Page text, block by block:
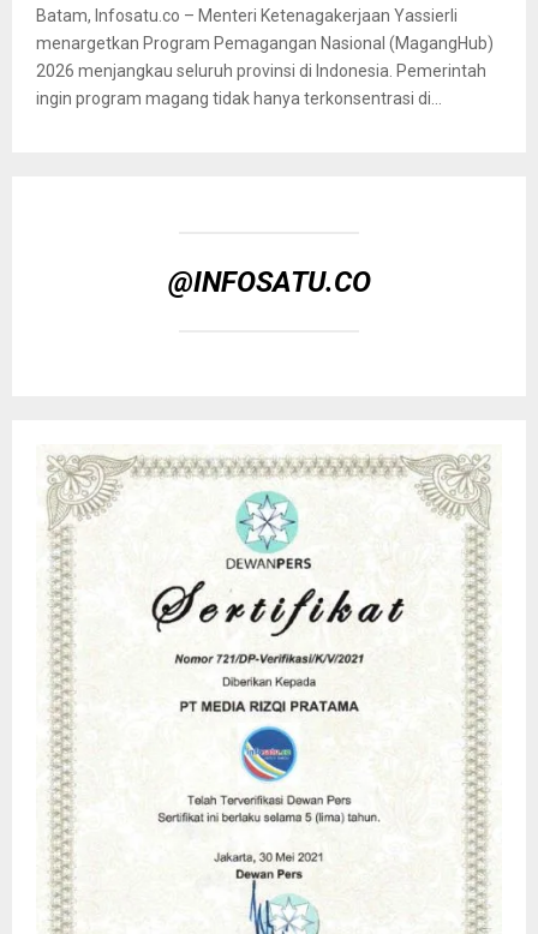
Batam, Infosatu.co – Menteri Ketenagakerjaan Yassierli
menargetkan Program Pemagangan Nasional (MagangHub)
2026 menjangkau seluruh provinsi di Indonesia. Pemerintah
ingin program magang tidak hanya terkonsentrasi di...
@INFOSATU.CO